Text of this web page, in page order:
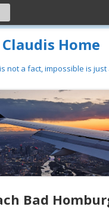
Claudis Home
not a fact, impossible is just
Suchen
nach:
Bad